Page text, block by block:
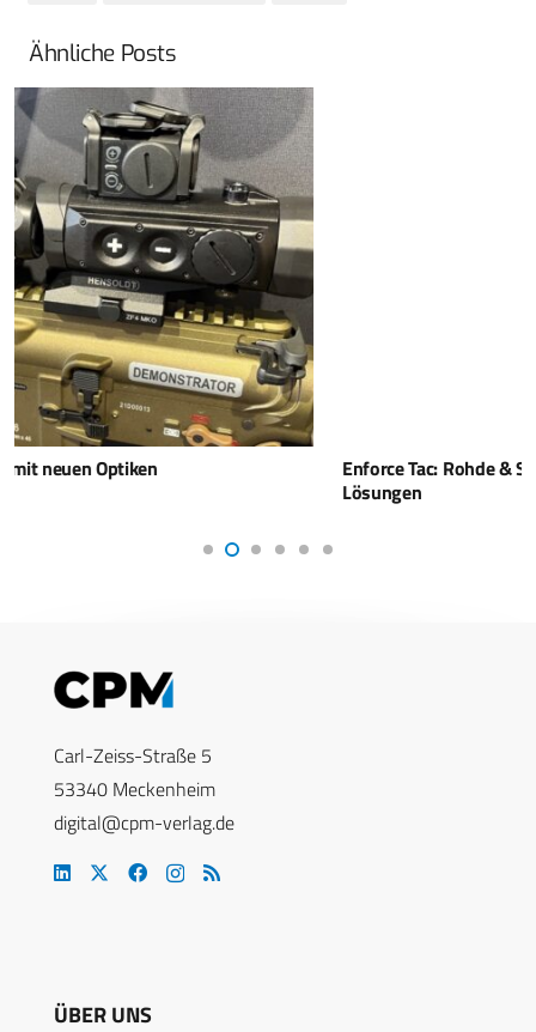
Ähnliche Posts
Enforce Tac: Rohde & Schwarz setzen Fokus auf schnelle
Carl-Zeiss-Straße 5
53340 Meckenheim
digital@cpm-verlag.de
ÜBER UNS